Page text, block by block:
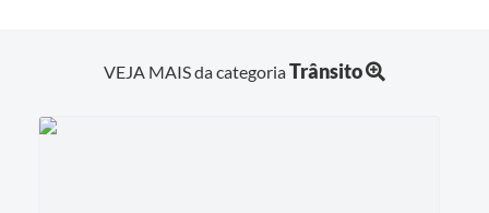
VEJA MAIS da categoriaTrânsito